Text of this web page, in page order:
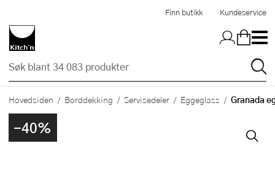
Finn butikk Kundeservice
Hovedsiden Borddekking Servisedeler Eggeglass Granada
-40%